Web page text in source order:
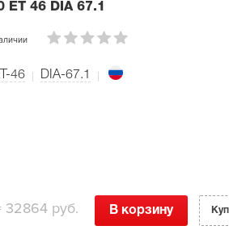
ET 46 DIA 67.1
46 DIA-67.1
32864 руб. В корзину